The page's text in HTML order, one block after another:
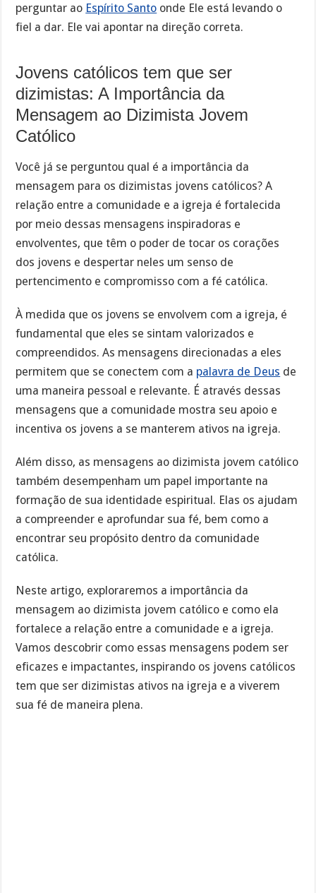
perguntar ao Espírito Santo onde Ele está levando o
fiel a dar. Ele vai apontar na direção correta.
Jovens católicos tem que ser
dizimistas: A Importância da
Mensagem ao Dizimista Jovem
Católico
Você já se perguntou qual é a importância da
mensagem para os dizimistas jovens católicos? A
relação entre a comunidade e a igreja é fortalecida
por meio dessas mensagens inspiradoras e
envolventes, que têm o poder de tocar os corações
dos jovens e despertar neles um senso de
pertencimento e compromisso com a fé católica.
À medida que os jovens se envolvem com a igreja, é
fundamental que eles se sintam valorizados e
compreendidos. As mensagens direcionadas a eles
permitem que se conectem com a palavra de Deus de
uma maneira pessoal e relevante. É através dessas
mensagens que a comunidade mostra seu apoio e
incentiva os jovens a se manterem ativos na igreja.
Além disso, as mensagens ao dizimista jovem católico
também desempenham um papel importante na
formação de sua identidade espiritual. Elas os ajudam
a compreender e aprofundar sua fé, bem como a
encontrar seu propósito dentro da comunidade
católica.
Neste artigo, exploraremos a importância da
mensagem ao dizimista jovem católico e como ela
fortalece a relação entre a comunidade e a igreja.
Vamos descobrir como essas mensagens podem ser
eficazes e impactantes, inspirando os jovens católicos
tem que ser dizimistas ativos na igreja e a viverem
sua fé de maneira plena.